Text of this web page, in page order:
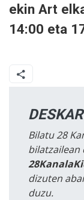
ekin Art
14:00 eta
Bilatu 28
bilatzailean
dizuten
duzu.